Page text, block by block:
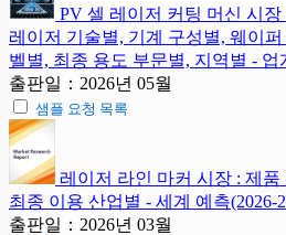
PV 셀 레이저 커팅 머신 시
레이저 기술별, 기계 구성별, 웨이
벨별, 최종 용도 부문별, 지역별 - 업
출판일：2026년 05월
샘플 요청 목록
레이저 라인 마커 시장 : 제
최종 이용 산업별 - 세계 예측(2026-
출판일：2026년 03월